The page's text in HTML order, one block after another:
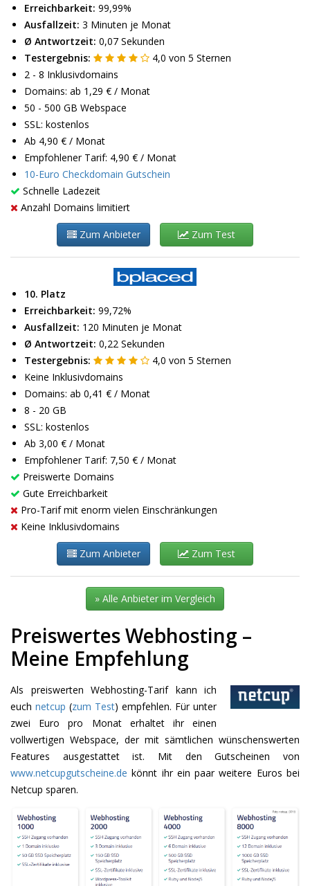
Erreichbarkeit: 99,99%
Ausfallzeit: 3 Minuten je Monat
Ø Antwortzeit: 0,07 Sekunden
Testergebnis:
4,0 von 5 Sternen
2 - 8 Inklusivdomains
Domains: ab 1,29 € / Monat
50 - 500 GB Webspace
SSL: kostenlos
Ab 4,90 € / Monat
Empfohlener Tarif: 4,90 € / Monat
10-Euro Checkdomain Gutschein
Schnelle Ladezeit
Anzahl Domains limitiert
Zum Anbieter Zum Test
10. Platz
Erreichbarkeit: 99,72%
Ausfallzeit: 120 Minuten je Monat
Ø Antwortzeit: 0,22 Sekunden
Testergebnis:
4,0 von 5 Sternen
Keine Inklusivdomains
Domains: ab 0,41 € / Monat
8 - 20 GB
SSL: kostenlos
Ab 3,00 € / Monat
Empfohlener Tarif: 7,50 € / Monat
Preiswerte Domains
Gute Erreichbarkeit
Pro-Tarif mit enorm vielen Einschränkungen
Keine Inklusivdomains
Zum Anbieter Zum Test
» Alle Anbieter im Vergleich
Preiswertes Webhosting –
Meine Empfehlung
Als preiswerten Webhosting-Tarif kann ich
euch netcup (zum Test) empfehlen. Für unter
zwei Euro pro Monat erhaltet ihr einen
vollwertigen Webspace, der mit sämtlichen wünschenswerten
Features ausgestattet ist. Mit den Gutscheinen von
www.netcupgutscheine.de könnt ihr ein paar weitere Euros bei
Netcup sparen.